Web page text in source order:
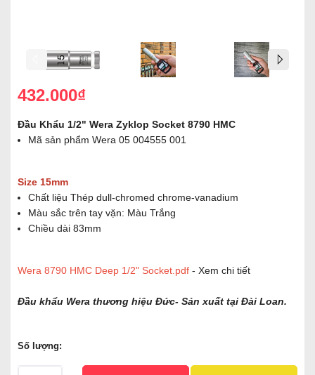
432.000₫
Đầu Khẩu 1/2" Wera Zyklop Socket 8790 HMC
Mã sản phẩm Wera 05 004555 001
Size 15mm
Chất liệu Thép dull-chromed chrome-vanadium
Màu sắc trên tay vặn: Màu Trắng
Chiều dài 83mm
Wera 8790 HMC Deep 1/2" Socket.pdf - Xem chi tiết
Đầu khẩu Wera thương hiệu Đức- Sản xuất tại Đài Loan.
Số lượng: